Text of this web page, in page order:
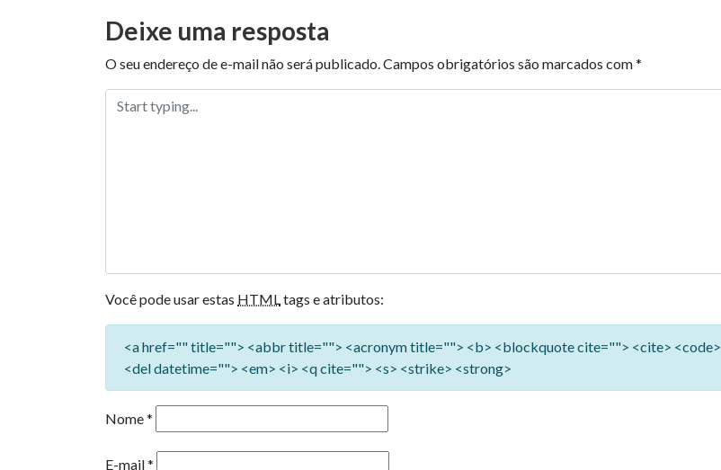
Deixe uma resposta
O seu endereço de e-mail não será publicado.Campos obrigatórios são marcados com*
Você pode usar estas HTMLtags e atributos:
<a href="" title=""> <abbr title=""> <acronym title=""> <b> <blockquote cite=""> <cite> <code>
<del datetime=""> <em> <i> <q cite=""> <s> <strike> <strong>
Nome*
E-mail*